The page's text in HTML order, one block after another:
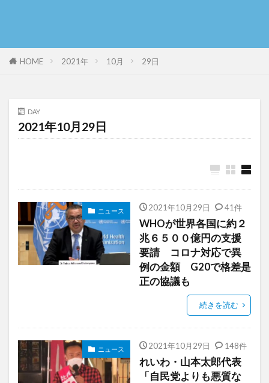
HOME 2021年 10月 29日
DAY
2021年10月29日
ニュース 2021年10月29日 41件
WHOが世界各国に約２
兆６５００億円の支援
要請 コロナ対応で異
例の金額 G20で格差是
正の協議も
続きを読む
ニュース 2021年10月29日 148件
れいわ・山本太郎代表
「自民党よりも悪質な